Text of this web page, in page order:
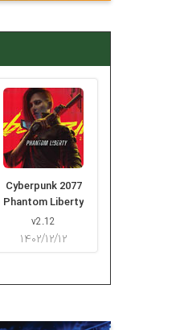
Cyberpunk 2077
Phantom Liberty
v2.12
۱۴۰۲/۱۲/۱۲